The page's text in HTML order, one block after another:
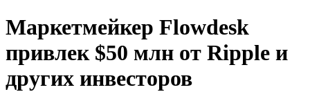
Маркетмейкер Flowdesk
привлек $50 млн от Ripple и
других инвесторов